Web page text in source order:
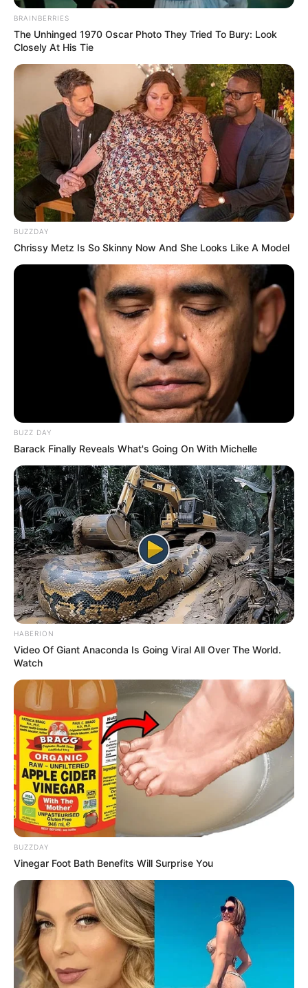
SHARE THIS Share it Tweet
Share it Pin it
PUBLICAÇÕES RELACIONADAS
Política
PUBLICAÇÃO RECENTE
Concurso IBGE entra na reta
final e pode abrir quase 37 mil
vagas para candidatos de
todos os níveis de
escolaridade.
FAÇA O SEU COMENTÁRIO AQUI!
FALE CONOSCO
Nome
BRAINBERRIES
The Unhinged 1970 Oscar Photo They Tried To Bury: Look
Closely At His Tie
BUZZDAY
Chrissy Metz Is So Skinny Now And She Looks Like A Model
BUZZ DAY
Barack Finally Reveals What's Going On With Michelle
HABERION
Video Of Giant Anaconda Is Going Viral All Over The World.
Watch
BUZZDAY
Vinegar Foot Bath Benefits Will Surprise You